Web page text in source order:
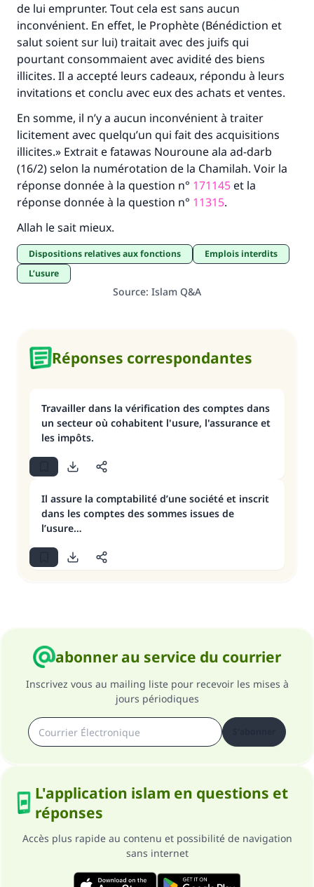
de lui emprunter. Tout cela est sans aucun
inconvénient. En effet, le Prophète (Bénédiction et
salut soient sur lui) traitait avec des juifs qui
pourtant consommaient avec avidité des biens
illicites. Il a accepté leurs cadeaux, répondu à leurs
invitations et conclu avec eux des achats et ventes.
En somme, il n’y a aucun inconvénient à traiter
licitement avec quelqu’un qui fait des acquisitions
illicites.» Extrait e fatawas Nouroune ala ad-darb
(16/2) selon la numérotation de la Chamilah. Voir la
réponse donnée à la question n° 171145 et la
réponse donnée à la question n° 11315.
Allah le sait mieux.
Dispositions relatives aux fonctions
Emplois interdits
L’usure
Source: Islam Q&A
Réponses correspondantes
Travailler dans la vérification des comptes dans
un secteur où cohabitent l'usure, l'assurance et
les impôts.
Il assure la comptabilité d’une société et inscrit
dans les comptes des sommes issues de
l’usure…
abonner au service du courrier
Inscrivez vous au mailing liste pour recevoir les mises à
jours périodiques
L'application islam en questions et
réponses
Accès plus rapide au contenu et possibilité de navigation
sans internet